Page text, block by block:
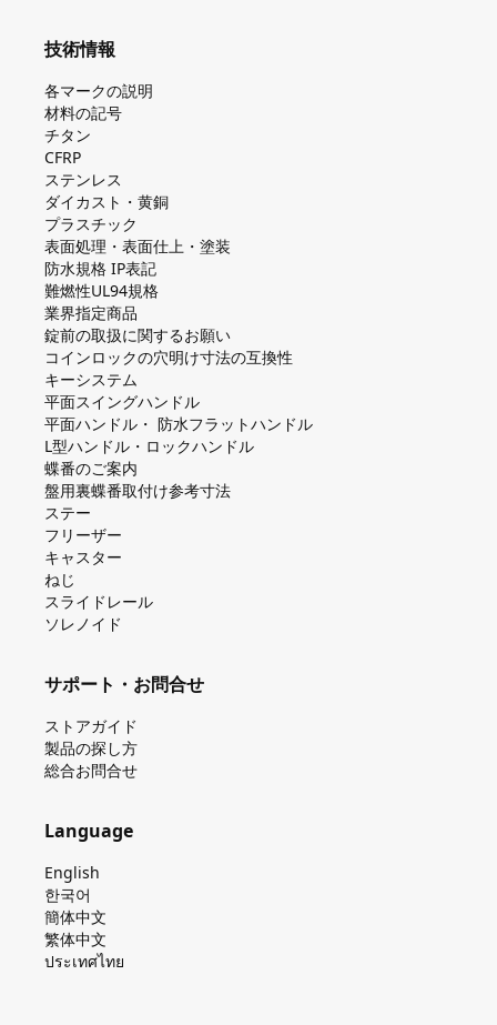
技術情報
各マークの説明
材料の記号
チタン
CFRP
ステンレス
ダイカスト・⻩銅
プラスチック
表面処理・表面仕上・塗装
防⽔規格 IP表記
難燃性UL94規格
業界指定商品
錠前の取扱に関するお願い
コインロックの⽳明け⼨法の互換性
キーシステム
平⾯スイングハンドル
平⾯ハンドル・ 防⽔フラットハンドル
L型ハンドル・ロックハンドル
蝶番のご案内
盤⽤裏蝶番取付け参考⼨法
ステー
フリーザー
キャスター
ねじ
スライドレール
ソレノイド
サポート・お問合せ
ストアガイド
製品の探し⽅
総合お問合せ
Language
English
한국어
簡体中文
繁体中文
ประเทศไทย